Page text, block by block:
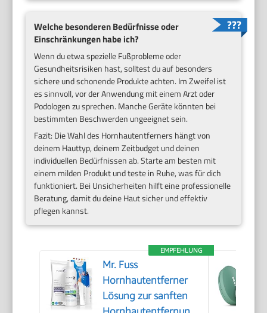
Welche besonderen Bedürfnisse oder
Einschränkungen habe ich?
Wenn du etwa spezielle Fußprobleme oder
Gesundheitsrisiken hast, solltest du auf besonders
sichere und schonende Produkte achten. Im Zweifel ist
es sinnvoll, vor der Anwendung mit einem Arzt oder
Podologen zu sprechen. Manche Geräte könnten bei
bestimmten Beschwerden ungeeignet sein.
Fazit: Die Wahl des Hornhautentferners hängt von
deinem Hauttyp, deinem Zeitbudget und deinen
individuellen Bedürfnissen ab. Starte am besten mit
einem milden Produkt und teste in Ruhe, was für dich
funktioniert. Bei Unsicherheiten hilft eine professionelle
Beratung, damit du deine Haut sicher und effektiv
pflegen kannst.
EMPFEHLUNG
Mr. Fuss
Hornhautentferner
Lösung zur sanften